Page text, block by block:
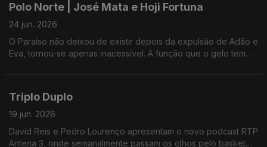
Polo Norte | José Mata e Hoji Fortuna
24 jun. 2026
O Paraíso não deixou de existir depois da expulsão de Adão e
Eva, tornou-se apenas inacessível. A função que o gelo tem
Fairfield Warren.
Triplo Duplo
19 jun. 2026
David Reis e Pedro Lourenço apresentam o novo podcast RTP
Antena 3, onde semanalmente passam os olhos pelo basket